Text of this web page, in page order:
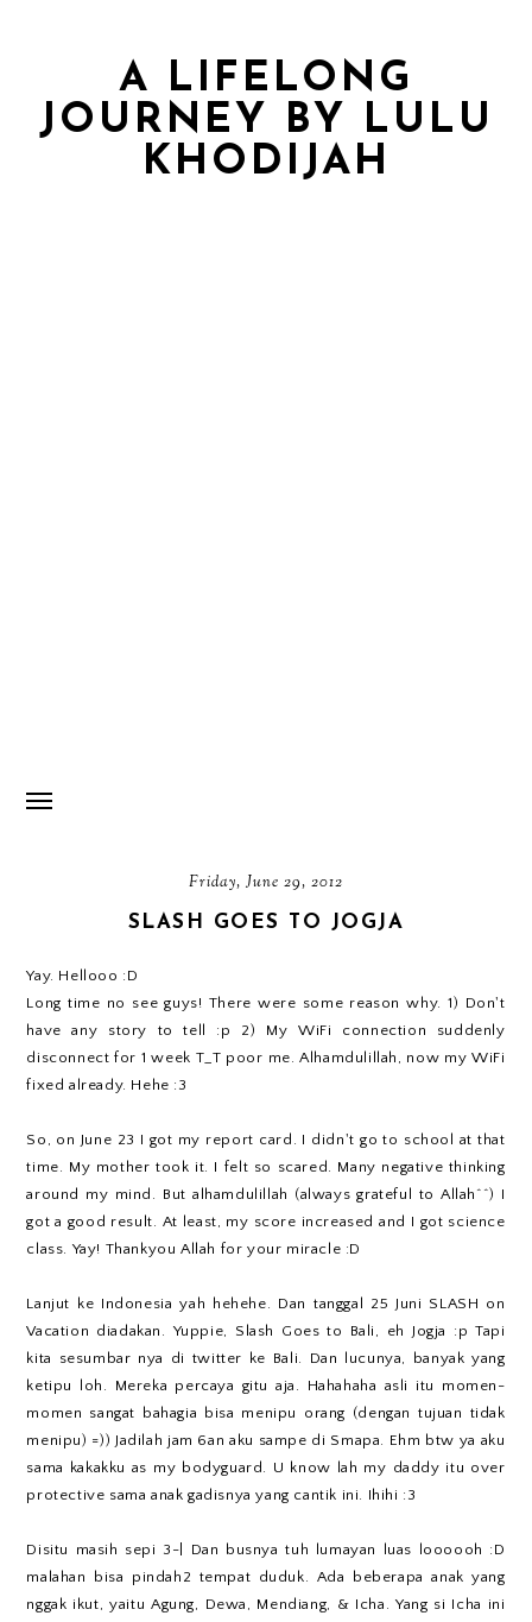
A LIFELONG
JOURNEY BY LULU
KHODIJAH
Friday, June 29, 2012
SLASH GOES TO JOGJA
Yay. Hellooo :D
Long time no see guys! There were some reason why. 1) Don't
have any story to tell :p 2) My WiFi connection suddenly
disconnect for 1 week T_T poor me. Alhamdulillah, now my WiFi
fixed already. Hehe :3
So, on June 23 I got my report card. I didn't go to school at that
time. My mother took it. I felt so scared. Many negative thinking
around my mind. But alhamdulillah (always grateful to Allah^^) I
got a good result. At least, my score increased and I got science
class. Yay! Thankyou Allah for your miracle :D
Lanjut ke Indonesia yah hehehe. Dan tanggal 25 Juni SLASH on
Vacation diadakan. Yuppie, Slash Goes to Bali, eh Jogja :p Tapi
kita sesumbar nya di twitter ke Bali. Dan lucunya, banyak yang
ketipu loh. Mereka percaya gitu aja. Hahahaha asli itu momen-
momen sangat bahagia bisa menipu orang (dengan tujuan tidak
menipu) =)) Jadilah jam 6an aku sampe di Smapa. Ehm btw ya aku
sama kakakku as my bodyguard. U know lah my daddy itu over
protective sama anak gadisnya yang cantik ini. Ihihi :3
Disitu masih sepi 3-| Dan busnya tuh lumayan luas loooooh :D
malahan bisa pindah2 tempat duduk. Ada beberapa anak yang
nggak ikut, yaitu Agung, Dewa, Mendiang, & Icha. Yang si Icha ini